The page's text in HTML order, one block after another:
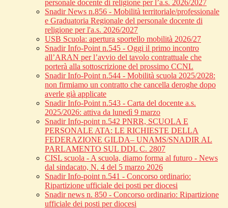
personale docente di religione per l’a.s. 2026/2027
Snadir News n.856 - Mobilità territoriale/professionale
e Graduatoria Regionale del personale docente di
religione per l'a.s. 2026/2027
USB Scuola: apertura sportello mobilità 2026/27
Snadir Info-Point n.545 - Oggi il primo incontro
all’ARAN per l’avvio del tavolo contrattuale che
porterà alla sottoscrizione del prossimo CCNL
Snadir Info-Point n.544 - Mobilità scuola 2025/2028:
non firmiamo un contratto che cancella deroghe dopo
averle già applicate
Snadir Info-Point n.543 - Carta del docente a.s.
2025/2026: attiva da lunedì 9 marzo
Snadir Info-point n.542 PNRR, SCUOLA E
PERSONALE ATA: LE RICHIESTE DELLA
FEDERAZIONE GILDA– UNAMS/SNADIR AL
PARLAMENTO SUL DDL C. 2807
CISL scuola - A scuola, diamo forma al futuro - News
dal sindacato, N. 4 del 5 marzo 2026
Snadir Info-point n.541 - Concorso ordinario:
Ripartizione ufficiale dei posti per diocesi
Snadir news n. 850 - Concorso ordinario: Ripartizione
ufficiale dei posti per diocesi